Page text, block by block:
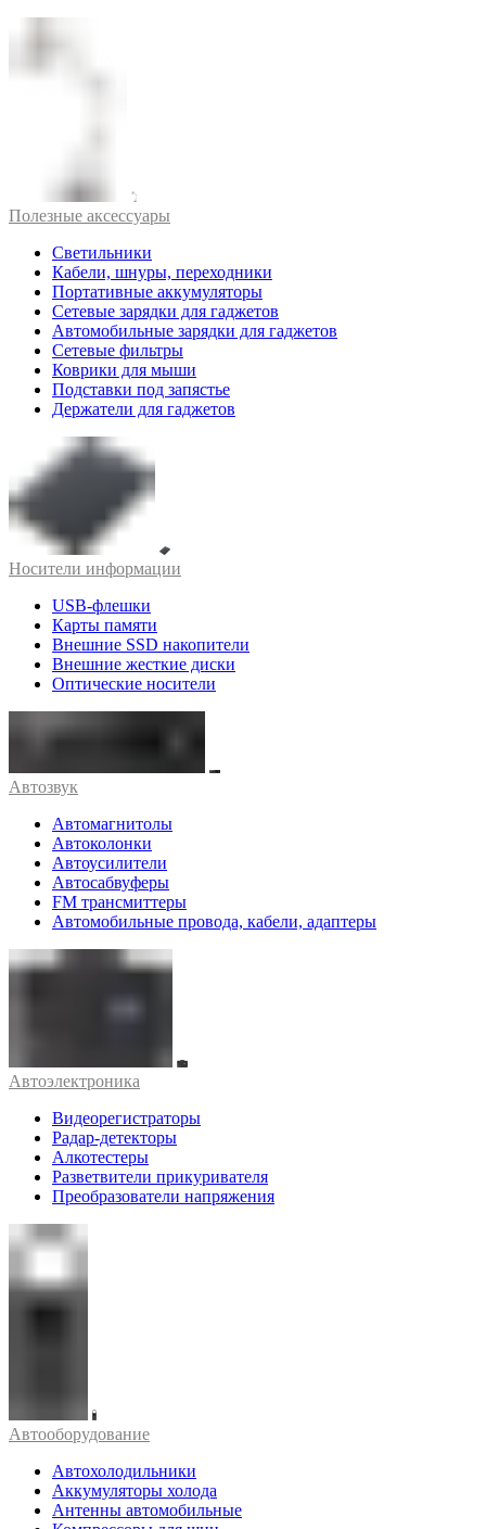
Полезные аксессуары
Светильники
Кабели, шнуры, переходники
Портативные аккумуляторы
Сетевые зарядки для гаджетов
Автомобильные зарядки для гаджетов
Сетевые фильтры
Коврики для мыши
Подставки под запястье
Держатели для гаджетов
Носители информации
USB-флешки
Карты памяти
Внешние SSD накопители
Внешние жесткие диски
Оптические носители
Автозвук
Автомагнитолы
Автоколонки
Автоусилители
Автосабвуферы
FM трансмиттеры
Автомобильные провода, кабели, адаптеры
Автоэлектроника
Видеорегистраторы
Радар-детекторы
Алкотестеры
Разветвители прикуривателя
Преобразователи напряжения
Автооборудование
Автохолодильники
Аккумуляторы холода
Антенны автомобильные